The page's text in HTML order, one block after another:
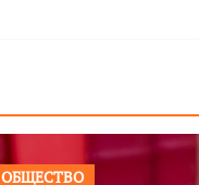
ОБЩЕСТВО